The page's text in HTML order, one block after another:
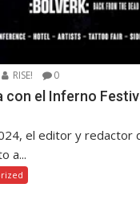
RISE! 0
con el Inferno
el editor y redactor
a...